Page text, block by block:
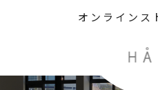
オンラインス